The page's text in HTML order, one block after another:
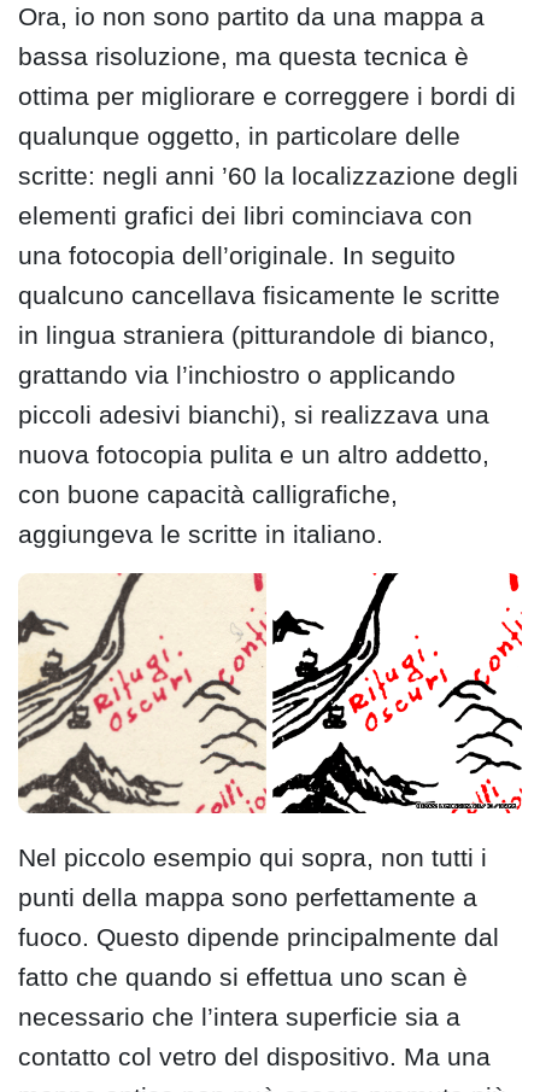
Ora, io non sono partito da una mappa a
bassa risoluzione, ma questa tecnica è
ottima per migliorare e correggere i bordi di
qualunque oggetto, in particolare delle
scritte: negli anni ’60 la localizzazione degli
elementi grafici dei libri cominciava con
una fotocopia dell’originale. In seguito
qualcuno cancellava fisicamente le scritte
in lingua straniera (pitturandole di bianco,
grattando via l’inchiostro o applicando
piccoli adesivi bianchi), si realizzava una
nuova fotocopia pulita e un altro addetto,
con buone capacità calligrafiche,
aggiungeva le scritte in italiano.
Nel piccolo esempio qui sopra, non tutti i
punti della mappa sono perfettamente a
fuoco. Questo dipende principalmente dal
fatto che quando si effettua uno scan è
necessario che l’intera superficie sia a
contatto col vetro del dispositivo. Ma una